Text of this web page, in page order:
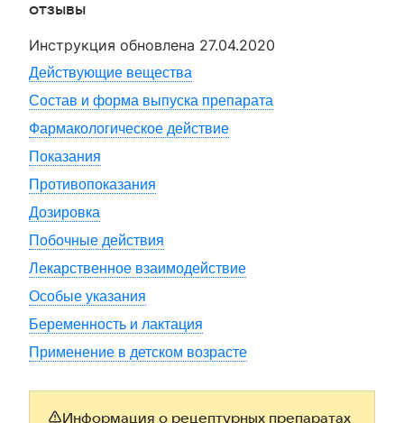
отзывы
Инструкция обновлена 27.04.2020
Действующие вещества
Состав и форма выпуска препарата
Фармакологическое действие
Показания
Противопоказания
Дозировка
Побочные действия
Лекарственное взаимодействие
Особые указания
Беременность и лактация
Применение в детском возрасте
Информация о рецептурных препаратах